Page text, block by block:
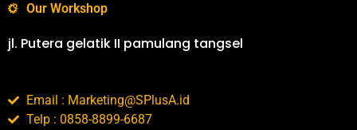
Our Workshop
jl. Putera gelatik II pamulang tangsel
Email : Marketing@SPlusA.id
Telp : 0858-8899-6687